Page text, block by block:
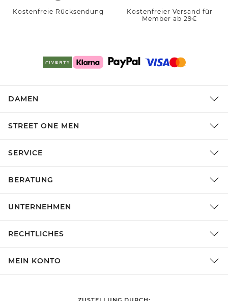
Kostenfreie Rücksendung
Kostenfreier Versand für
Member ab 29€
DAMEN
STREET ONE MEN
SERVICE
BERATUNG
UNTERNEHMEN
RECHTLICHES
MEIN KONTO